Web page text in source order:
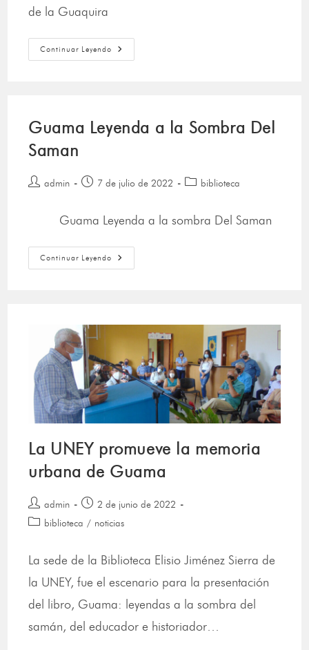
de la Guaquira
Continuar Leyendo
Guama Leyenda a la Sombra Del
Saman
admin 7 de julio de 2022 biblioteca
Guama Leyenda a la sombra Del Saman
Continuar Leyendo
La UNEY promueve la memoria
urbana de Guama
admin
2 de junio de 2022
biblioteca / noticias
La sede de la Biblioteca Elisio Jiménez Sierra de
la UNEY, fue el escenario para la presentación
del libro, Guama: leyendas a la sombra del
samán, del educador e historiador…